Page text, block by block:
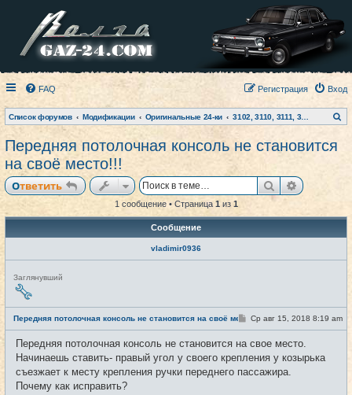
FAQ Вход
Регистрация
Список форумов Модификации Оригинальные 24-ки 3102, 3110, 3111, 31105, Siber
о
Передняя потолочная консоль не становится
на своё место!!!
Ответить Поиск
1 сообщение • Страница 1из 1
Сообщение
vladimir0936
Н
е
в
т
и
Заглянувший
Передняя потолочная консоль не становится на своё место!!! #1
С
б
щ
н
Ср авг 15, 2018 8:19 am
Передняя потолочная консоль не становится на свое место.
Начинаешь ставить- правый угол у своего крепления у козырька
съезжает к месту крепления ручки переднего пассажира.
Почему как исправить?